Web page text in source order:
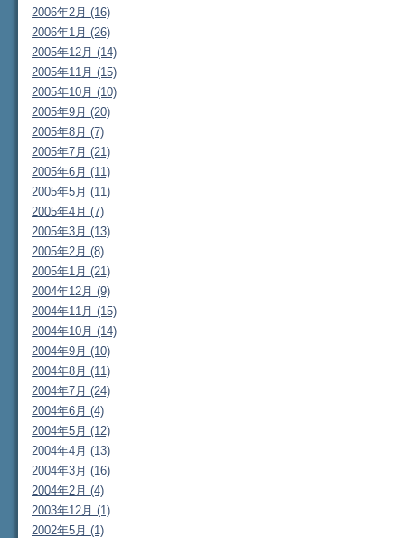
2006年2月 (16)
2006年1月 (26)
2005年12月 (14)
2005年11月 (15)
2005年10月 (10)
2005年9月 (20)
2005年8月 (7)
2005年7月 (21)
2005年6月 (11)
2005年5月 (11)
2005年4月 (7)
2005年3月 (13)
2005年2月 (8)
2005年1月 (21)
2004年12月 (9)
2004年11月 (15)
2004年10月 (14)
2004年9月 (10)
2004年8月 (11)
2004年7月 (24)
2004年6月 (4)
2004年5月 (12)
2004年4月 (13)
2004年3月 (16)
2004年2月 (4)
2003年12月 (1)
2002年5月 (1)